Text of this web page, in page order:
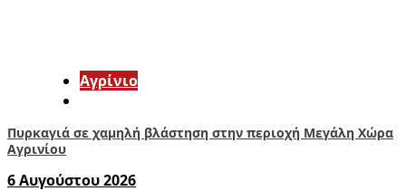
Aγρίνιο
Πυρκαγιά σε χαμηλή βλάστηση στην περιοχή Μεγάλη Χώρα
Αγρινίου
6 Αυγούστου 2026